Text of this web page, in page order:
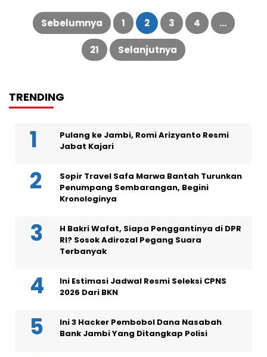
Paginasi
posSebelumnya 1 2 3 4 …
21 Selanjutnya
TRENDING
Pulang ke Jambi, Romi Arizyanto Resmi
Jabat Kajari
Sopir Travel Safa Marwa Bantah Turunkan
Penumpang Sembarangan, Begini
Kronologinya
H Bakri Wafat, Siapa Penggantinya di DPR
RI? Sosok Adirozal Pegang Suara
Terbanyak
Ini Estimasi Jadwal Resmi Seleksi CPNS
2026 Dari BKN
Ini 3 Hacker Pembobol Dana Nasabah
Bank Jambi Yang Ditangkap Polisi